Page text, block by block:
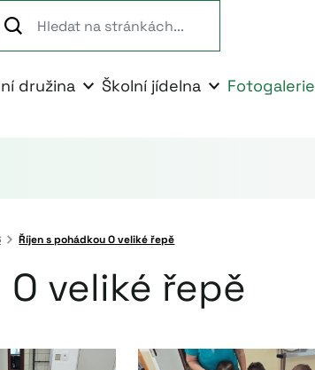
družina Školní jídelna Fotogalerie
Říjen s pohádkou O veliké řepě
O veliké řepě